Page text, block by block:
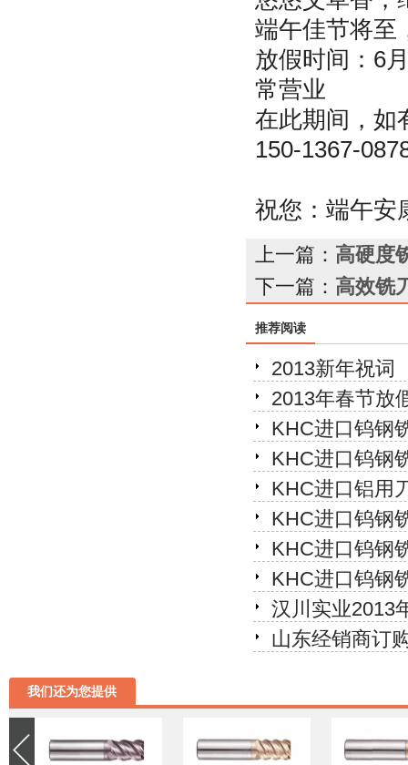
端午佳节将至
放假时间：6
常营业
在此期间，如
150-1367-
祝您：端午安
上一篇： 高硬度
下一篇： 高效铣
推荐阅读
2013新年祝词
2013年春节放
KHC进口钨钢
KHC进口钨钢
KHC进口铝用
KHC进口钨钢
KHC进口钨钢
KHC进口钨钢
汉川实业2013
山东经销商订
我们还为您提供